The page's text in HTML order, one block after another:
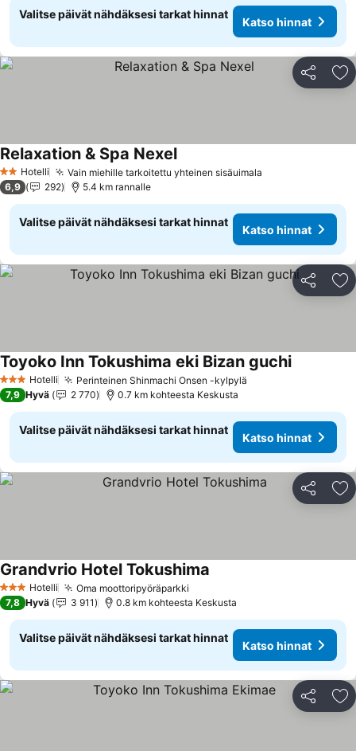
Valitse päivät nähdäksesi tarkat hinnat
Katso hinnat
Jaa
2 Tähtiluokitus
Hotelli Vain miehille tarkoitettu yhteinen sisäuimala
Relaxation & Spa Nexel
6,9 292 5.4 km rannalle
Valitse päivät nähdäksesi tarkat hinnat
Katso hinnat
Jaa
3 Tähtiluokitus
Hotelli Perinteinen Shinmachi Onsen -kylpylä
Toyoko Inn Tokushima eki Bizan guchi
7,9 Hyvä 2 770 0.7 km kohteesta Keskusta
Valitse päivät nähdäksesi tarkat hinnat
Katso hinnat
Jaa
3 Tähtiluokitus
Hotelli Oma moottoripyöräparkki
Grandvrio Hotel Tokushima
7,8 Hyvä 3 911 0.8 km kohteesta Keskusta
Valitse päivät nähdäksesi tarkat hinnat
Katso hinnat
Jaa